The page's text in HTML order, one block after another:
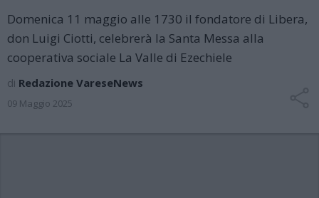
Domenica 11 maggio alle 1730 il fondatore di Libera,
don Luigi Ciotti, celebrerà la Santa Messa alla
cooperativa sociale La Valle di Ezechiele
di Redazione VareseNews
09 Maggio 2025